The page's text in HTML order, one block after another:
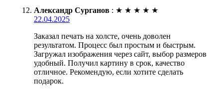
Александр Сурганов : ★ ★ ★ ★ ★
22.04.2025
Заказал печать на холсте, очень доволен
результатом. Процесс был простым и быстрым.
Загружал изображения через сайт, выбор размеров
удобный. Получил картину в срок, качество
отличное. Рекомендую, если хотите сделать
подарок.